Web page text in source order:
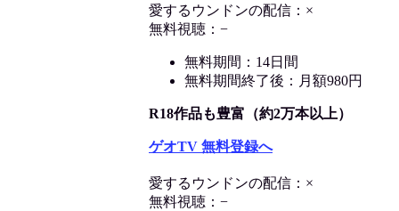
愛するウンドンの配信：×
無料視聴：−
無料期間：14日間
無料期間終了後：月額980円
R18作品も豊富（約2万本以上）
ゲオTV 無料登録へ
愛するウンドンの配信：×
無料視聴：−